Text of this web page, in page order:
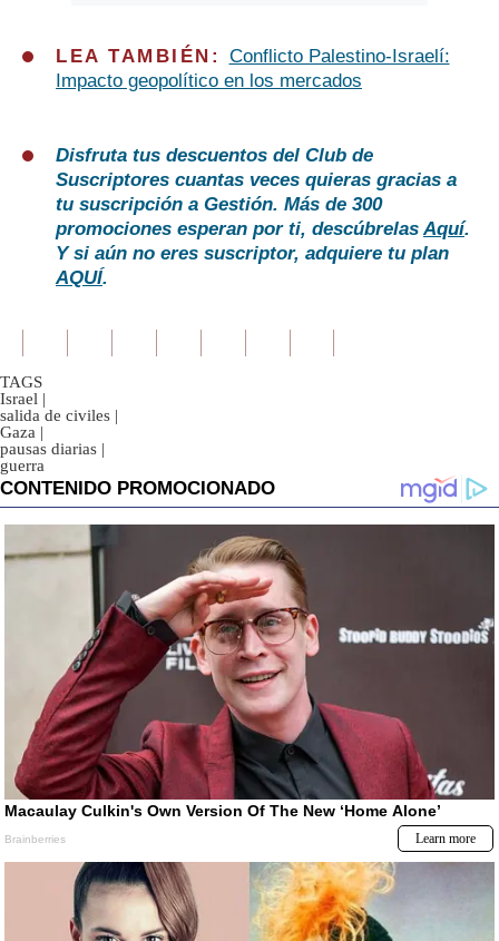
LEA TAMBIÉN: Conflicto Palestino-Israelí:
Impacto geopolítico en los mercados
Disfruta tus descuentos del Club de
Suscriptores cuantas veces quieras gracias a
tu suscripción a Gestión. Más de 300
promociones esperan por ti, descúbrelasAquí.
Y si aún no eres suscriptor, adquiere tu plan
AQUÍ.
TAGS
Israel |
salida de civiles |
Gaza |
pausas diarias |
guerra